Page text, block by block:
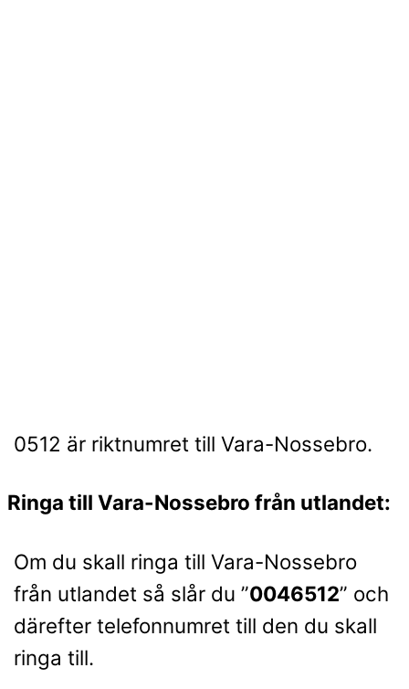
0512 är riktnumret till Vara-Nossebro.
Ringa till Vara-Nossebro från utlandet:
Om du skall ringa till Vara-Nossebro
från utlandet så slår du ”0046512” och
därefter telefonnumret till den du skall
ringa till.